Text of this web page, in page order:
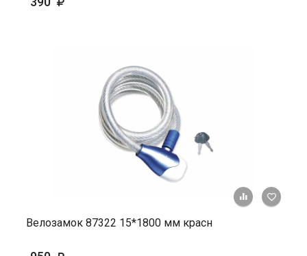
+ К
Велозамок 87322 15*1800 мм красн